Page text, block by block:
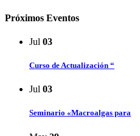
Próximos Eventos
Jul 03
Curso de Actualización “
Jul 03
Seminario «Macroalgas para